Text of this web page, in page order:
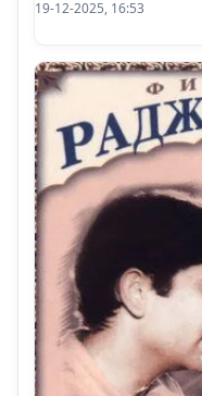
19-12-2025, 16:53